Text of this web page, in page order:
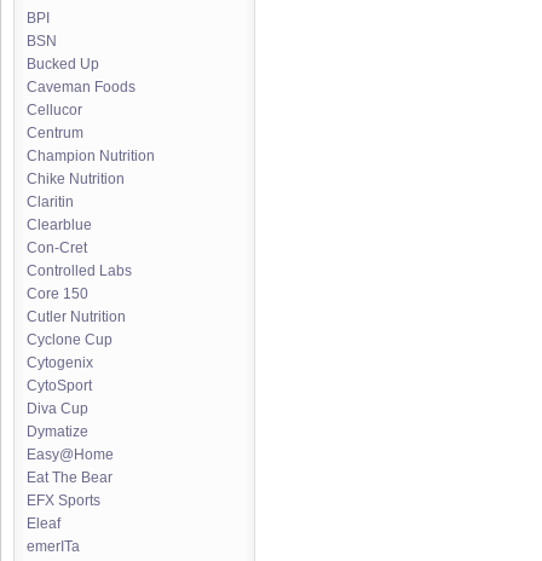
BPI
BSN
Bucked Up
Caveman Foods
Cellucor
Centrum
Champion Nutrition
Chike Nutrition
Claritin
Clearblue
Con-Cret
Controlled Labs
Core 150
Cutler Nutrition
Cyclone Cup
Cytogenix
CytoSport
Diva Cup
Dymatize
Easy@Home
Eat The Bear
EFX Sports
Eleaf
emerITa